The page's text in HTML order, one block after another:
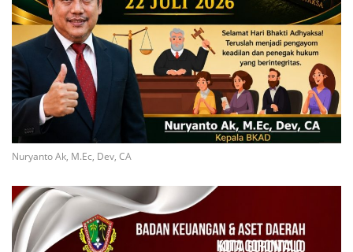
Nuryanto Ak, M.Ec, Dev, CA